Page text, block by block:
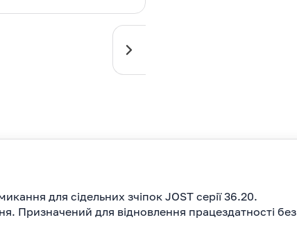
для сідельних зчіпок JOST серії 36.20.
Призначений для відновлення працездатності без